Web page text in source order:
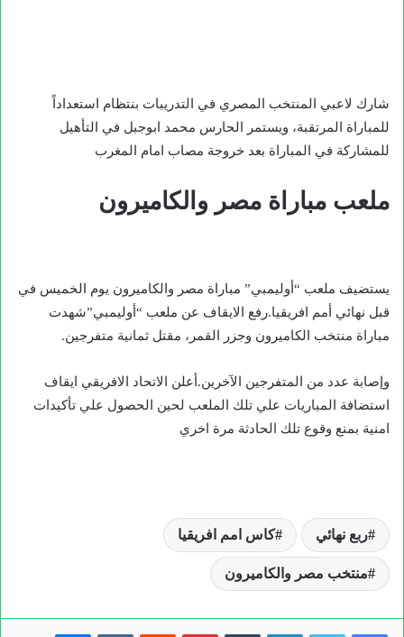
شارك لاعبي المنتخب المصري في التدريبات بنتظام استعداداً
للمباراة المرتقبة، ويستمر الحارس محمد ابوجبل في التأهيل
للمشاركة في المباراة بعد خروجة مصاب امام المغرب
ملعب مباراة مصر والكاميرون
يستضيف ملعب “أوليمبي” مباراة مصر والكاميرون يوم الخميس في
قبل نهائي أمم افريقيا.رفع الايقاف عن ملعب “أوليمبي”شهدت
مباراة منتخب الكاميرون وجزر القمر، مقتل ثمانية متفرجين.
وإصابة عدد من المتفرجين الآخرين.أعلن الاتحاد الافريقي ايقاف
استضافة المباريات علي تلك الملعب لحين الحصول علي تأكيدات
امنية بمنع وقوع تلك الحادثة مرة اخري
ربع نهائي كاس امم افريقيا
منتخب مصر والكاميرون
لينكدإن بينتيريست ماسنجر